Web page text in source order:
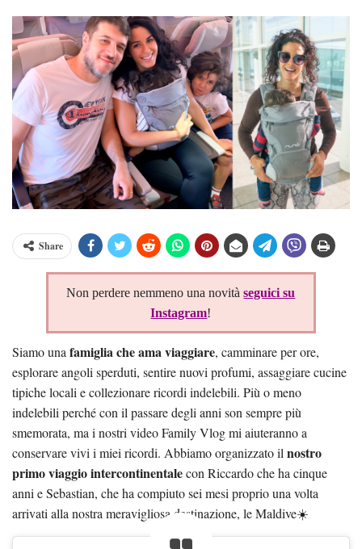
Share
Non perdere nemmeno una novitàseguici su
Instagram!
Siamo unafamiglia che ama viaggiare, camminare per ore,
esplorare angoli sperduti, sentire nuovi profumi, assaggiare cucine
tipiche locali e collezionare ricordi indelebili. Più o meno
indelebili perché con il passare degli anni son sempre più
smemorata, ma i nostri video Family Vlog mi aiuteranno a
conservare vivi i miei ricordi. Abbiamo organizzato ilnostro
primo viaggio intercontinentalecon Riccardo che ha cinque
anni e Sebastian, che ha compiuto sei mesi proprio una volta
arrivati alla nostra meravigliosa destinazione, le Maldive☀️